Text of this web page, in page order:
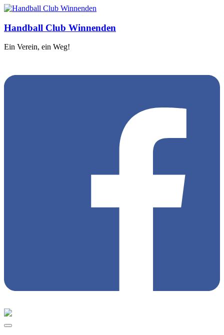
Handball Club Winnenden
Ein Verein, ein Weg!